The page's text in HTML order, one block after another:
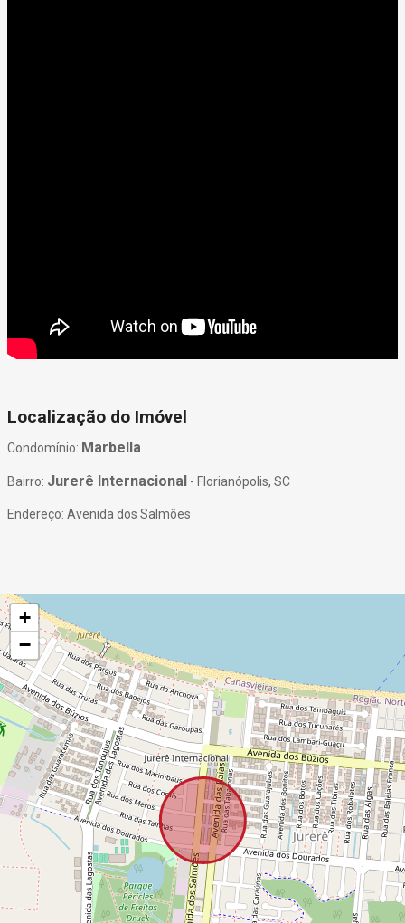
Localização do Imóvel
Condomínio: Marbella
Bairro: Jurerê Internacional - Florianópolis, SC
Endereço: Avenida dos Salmões
+
−